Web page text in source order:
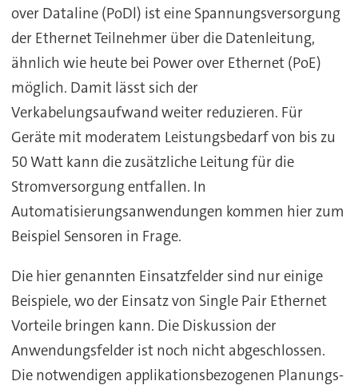
over Dataline (PoDl) ist eine Spannungsversorgung
der Ethernet Teilnehmer über die Datenleitung,
ähnlich wie heute bei Power over Ethernet (PoE)
möglich. Damit lässt sich der
Verkabelungsaufwand weiter reduzieren. Für
Geräte mit moderatem Leistungsbedarf von bis zu
50 Watt kann die zusätzliche Leitung für die
Stromversorgung entfallen. In
Automatisierungsanwendungen kommen hier zum
Beispiel Sensoren in Frage.
Die hier genannten Einsatzfelder sind nur einige
Beispiele, wo der Einsatz von Single Pair Ethernet
Vorteile bringen kann. Die Diskussion der
Anwendungsfelder ist noch nicht abgeschlossen.
Die notwendigen applikationsbezogenen Planungs-